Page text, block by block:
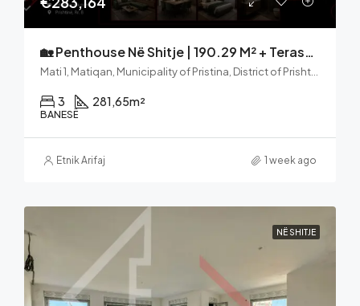
🏡 Penthouse Në Shitje | 190.29 M² + Terasë 91.36 M² | ISOLA Residence – Mati 1, Prishtinë
Mati 1, Matiqan, Municipality of Pristina, District of Prishtina, 10000, Kosovo
3 281,65m²
BANESË
Etnik Arifaj 1 week ago
NË SHITJE